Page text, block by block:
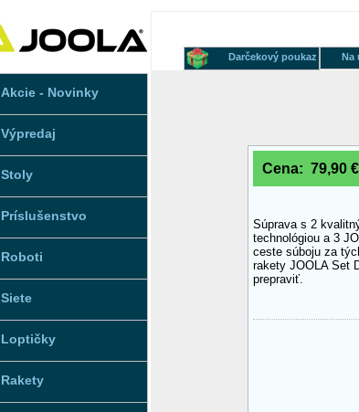
Akcie - Novinky
Výpredaj
Stoly
Príslušenstvo
Roboti
Siete
Loptičky
Rakety
Na
Darčekový poukaz
Cena: 79,90 €
Súprava s 2
technológiou a 3
ceste súboju za
rakety JOOLA Set
prepraviť.